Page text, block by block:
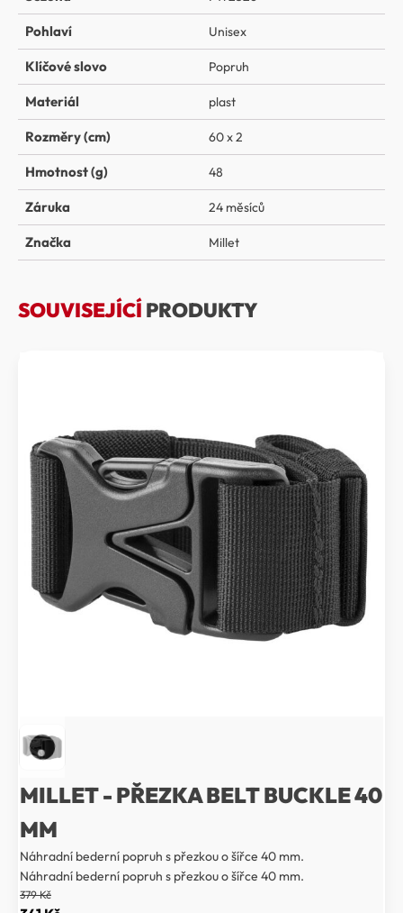
Pohlaví Unisex
Klíčové slovo Popruh
Materiál plast
Rozměry (cm) 60 x 2
Hmotnost (g) 48
Záruka 24 měsíců
Značka Millet
SOUVISEJÍCÍ PRODUKTY
MILLET - PŘEZKA BELT BUCKLE 40
MM
Náhradní bederní popruh s přezkou o šířce 40 mm.
Náhradní bederní popruh s přezkou o šířce 40 mm.
379Kč